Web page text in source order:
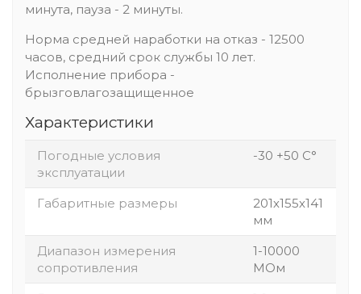
минута, пауза - 2 минуты.
Норма средней наработки на отказ - 12500
часов, средний срок службы 10 лет.
Исполнение прибора -
брызговлагозащищенное
Характеристики
Погодные условия
эксплуатации
-30 +50 С°
Габаритные размеры
201х155х141
мм
Диапазон измерения
сопротивления
1-10000
МОм